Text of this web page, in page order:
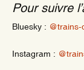
Pour suivre
Bluesky :
Instagram :